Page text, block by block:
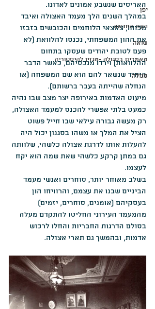
יפן
העת החדשה
שואה
מאמרים בסגולה -מגזין להיסטוריה
סגולה
האריסים שנשבע אמונים לאדונו.
במהלך השנים הלך מעמד האצולה ואיבד
מכוחו, צאצאי הלוחמים והכובשים בזבזו
את ההון המשפחתי, נכנסו להלוואת (לא
פעם לטובת יהודים שעסקו בתחום
ההלוואות) וירדו מנכסיהם, כאשר הדבר
היחיד שנשאר להם הוא שם המשפחה (או
הנחלה שהייתה בעבר ברשותם).
מיעוט האדמות באירופה יצר מצב שבו נהיה
כמעט בלתי אפשרי להכנס למעמד האצולה,
רק מעשה גבורה עילאי שבו חייל פשוט
הציל את המלך או משהו בסגנון יכול היה
להעלות אותו לדרגת אצולה כלשהי, שלוותה
גם במתן קרקע כלשהי שאת שמה הוא יקח
לעצמו.
בשלב מאוחר יותר, סוחרים ואנשי מעמד
הביניים שבנו את עצמם, והרוויחו הון
בעסקיהם (אומנים, סוחרים, יזמים)
מהמעמד העירוני החליטו להתקדם מעלה
בסולם הדרגות החבריות והחלו לרכוש
אדמות, ובהמשך גם תארי אצולה.